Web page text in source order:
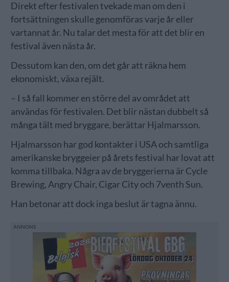
Direkt efter festivalen tvekade man om den i
fortsättningen skulle genomföras varje år eller
vartannat år. Nu talar det mesta för att det blir en
festival även nästa år.
Dessutom kan den, om det går att räkna hem
ekonomiskt, växa rejält.
– I så fall kommer en större del av området att
användas för festivalen. Det blir nästan dubbelt så
många tält med bryggare, berättar Hjalmarsson.
Hjalmarsson har god kontakter i USA och samtliga
amerikanske bryggeier på årets festival har lovat att
komma tillbaka. Några av de bryggerierna är Cycle
Brewing, Angry Chair, Cigar City och 7venth Sun.
Han betonar att dock inga beslut är tagna ännu.